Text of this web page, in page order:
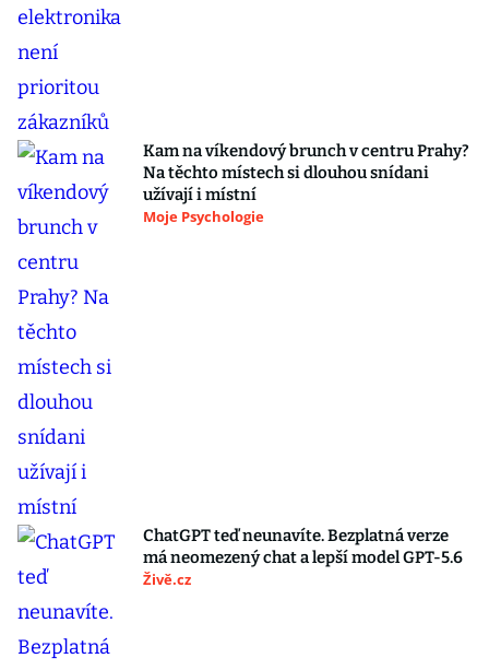
Kam na víkendový brunch v centru Prahy?
Na těchto místech si dlouhou snídani
užívají i místní
Moje Psychologie
ChatGPT teď neunavíte. Bezplatná verze
má neomezený chat a lepší model GPT-5.6
Živě.cz